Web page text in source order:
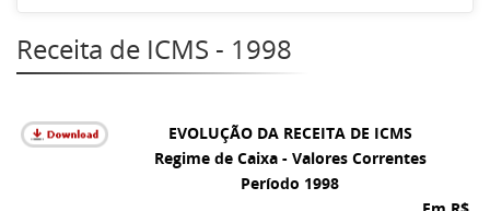
Receita de ICMS - 1998
EVOLUÇÃO DA RECEITA DE ICMS
Regime de Caixa - Valores Correntes
Período 1998